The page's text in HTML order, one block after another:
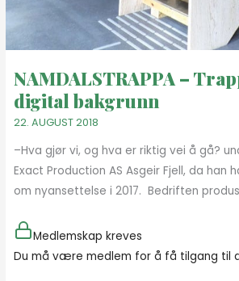
NAMDALSTRAPPA –
digital bakgrunn
22. AUGUST 2018
–Hva gjør vi, og hva er riktig vei å gå?
Exact Production AS Asgeir Fjell, da han
om nyansettelse i 2017. Bedriften
Medlemskap kreves
Du må være medlem for å få tilgang til